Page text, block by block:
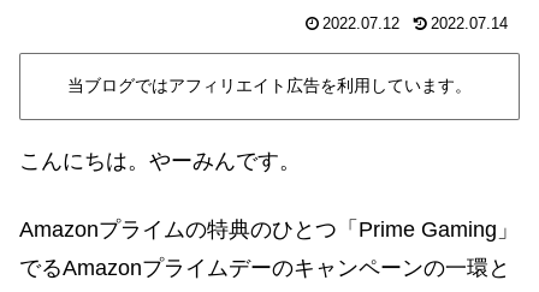
2022.07.12 2022.07.14
当ブログではアフィリエイト広告を利用しています。
こんにちは。やーみんです。
Amazonプライムの特典のひとつ「Prime Gaming」
でるAmazonプライムデーのキャンペーンの一環と